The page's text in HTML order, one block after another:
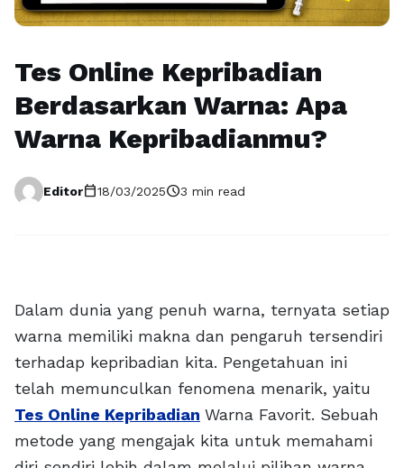
Tes Online Kepribadian
Berdasarkan Warna: Apa
Warna Kepribadianmu?
Editorcalendar_today18/03/2025schedule3 min read
Dalam dunia yang penuh warna, ternyata setiap
warna memiliki makna dan pengaruh tersendiri
terhadap kepribadian kita. Pengetahuan ini
telah memunculkan fenomena menarik, yaitu
Tes Online Kepribadian Warna Favorit. Sebuah
metode yang mengajak kita untuk memahami